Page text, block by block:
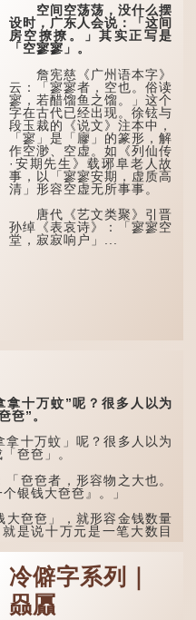
便是成人，但由于未达壮
年，所以又称「弱冠」。
《礼记·曲礼》明确记载：
「人生十年曰幼，学；二十
曰弱，冠；三十曰壮，有
室。」这说明三十岁...
空间空荡荡，没什么摆
设时，广东人会说：「这间
房空撩撩。」其实正写是
「空寥寥」。
詹宪慈《广州语本字》
云：「寥寥者，空也。俗读
寥，若醋馏鱼之馏。」这个
字在古代已经出现。徐铉与
段玉裁的《说文》注本中，
「寥」是「廫」的篆形，解
作空渺、空虚。如《列仙传
·安期先生》载琊阜老人故
事，以「寥寥安期，虚质高
清」形容空虚无所事事。
唐代《艺文类聚》引晋
孙绰《表哀诗》：「寥寥空
堂，寂寂响户」...
十万蚊”呢？很多人以为
夿”。
十万蚊」呢？很多人以为
夿夿」。
夿夿者，形容物之大也。
银钱大夿夿』。」
夿夿」，就形容金钱数量
是说十万元是一笔大数目
冷僻字系列｜
赑屭